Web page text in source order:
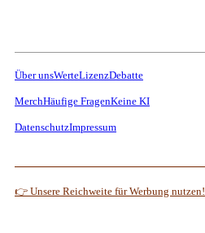
Über unsWerteLizenzDebatte
MerchHäufige FragenKeine KI
DatenschutzImpressum
👉 Unsere Reichweite für Werbung nutzen!